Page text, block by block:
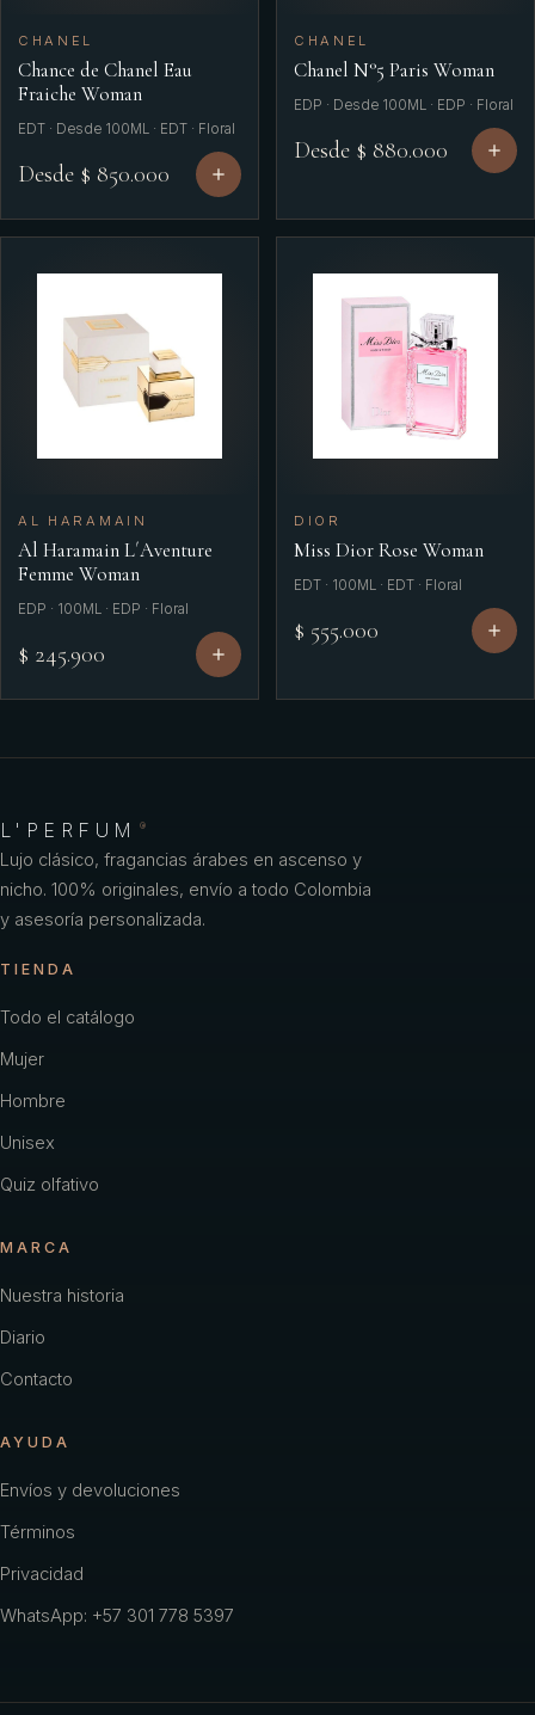
CHANEL
Chance de Chanel Eau
Fraiche Woman
EDT · Desde 100ML · EDT · Floral
Desde $ 850.000
CHANEL
Chanel N°5 Paris Woman
EDP · Desde 100ML · EDP · Floral
Desde $ 880.000
AL HARAMAIN
Al Haramain L´Aventure
Femme Woman
EDP · 100ML · EDP · Floral
$ 245.900
DIOR
Miss Dior Rose Woman
EDT · 100ML · EDT · Floral
$ 555.000
L'PERFUM ®
Lujo clásico, fragancias árabes en ascenso y
nicho. 100% originales, envío a todo Colombia
y asesoría personalizada.
TIENDA
Todo el catálogo
Mujer
Hombre
Unisex
Quiz olfativo
MARCA
Nuestra historia
Diario
Contacto
AYUDA
Envíos y devoluciones
Términos
Privacidad
WhatsApp: +57 301 778 5397